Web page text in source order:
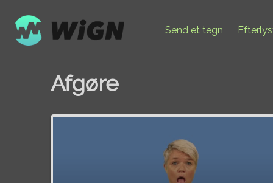
Send et tegn
Afgøre